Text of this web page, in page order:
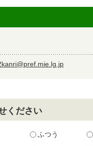
ください
ふつう